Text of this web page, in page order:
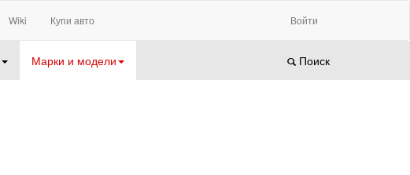
Wiki Купи авто Войти
Марки и модели Поиск